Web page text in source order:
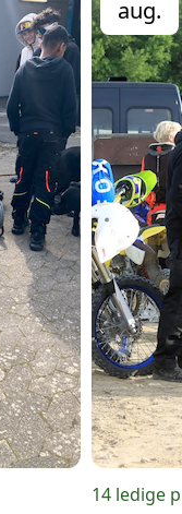
aug.
14 ledige